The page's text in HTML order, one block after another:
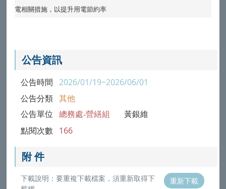
電相關措施，以提升用電節約率
公告資訊
公告時間 2026/01/19~2026/06/01
公告分類 其他
公告單位 總務處-營繕組 黃銀維
點閱次數 166
附 件
下載說明：要重複下載檔案，須重新取得下
重新下載